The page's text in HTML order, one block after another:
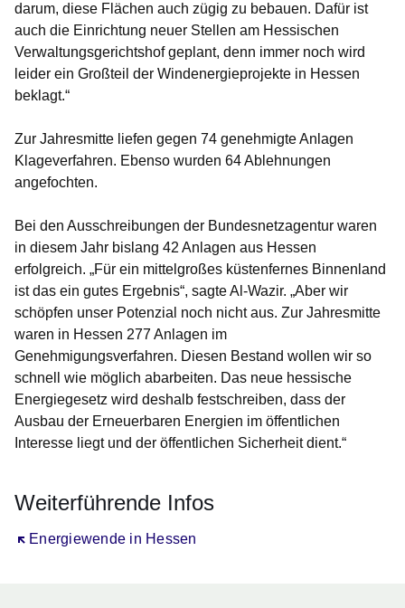
darum, diese Flächen auch zügig zu bebauen. Dafür ist
auch die Einrichtung neuer Stellen am Hessischen
Verwaltungsgerichtshof geplant, denn immer noch wird
leider ein Großteil der Windenergieprojekte in Hessen
beklagt.“
Zur Jahresmitte liefen gegen 74 genehmigte Anlagen
Klageverfahren. Ebenso wurden 64 Ablehnungen
angefochten.
Bei den Ausschreibungen der Bundesnetzagentur waren
in diesem Jahr bislang 42 Anlagen aus Hessen
erfolgreich. „Für ein mittelgroßes küstenfernes Binnenland
ist das ein gutes Ergebnis“, sagte Al-Wazir. „Aber wir
schöpfen unser Potenzial noch nicht aus. Zur Jahresmitte
waren in Hessen 277 Anlagen im
Genehmigungsverfahren. Diesen Bestand wollen wir so
schnell wie möglich abarbeiten. Das neue hessische
Energiegesetz wird deshalb festschreiben, dass der
Ausbau der Erneuerbaren Energien im öffentlichen
Interesse liegt und der öffentlichen Sicherheit dient.“
Weiterführende Infos
Energiewende in Hessen
Öffnet sich in einem neuen Fenster